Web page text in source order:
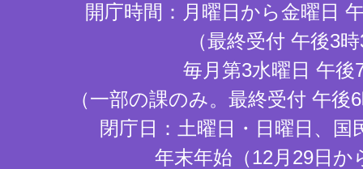
開庁時間：月曜日から金曜日
（最終受付 午後3
毎月第3水曜日 午後
（一部の課のみ。最終受付 午
閉庁日：土曜日・日曜日、国
年末年始（12月29日か